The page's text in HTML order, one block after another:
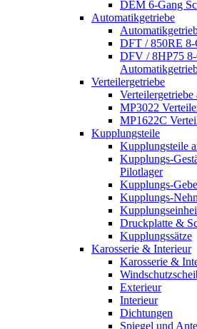
DEM 6-Gang
Automatikgetriebe
DFT / 850RE 8-
DFV / 8HP75
Verteilergetriebe
Verteilergetriebe
MP3022
MP1622C
Kupplungsteile
Kupplungsteile
Kupplungs-
Pilotlager
Kupplungs-
Kupplungs-
Druckplatte &
Kupplungssätze
Karosserie & Interieur
Karosserie &
Exterieur
Interieur
Dichtungen
Spiegel und